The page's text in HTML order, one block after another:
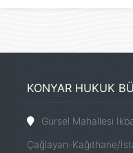
KONYAR HUKUK
Gürsel Mahallesi
Çağlayan-Kağıthane/